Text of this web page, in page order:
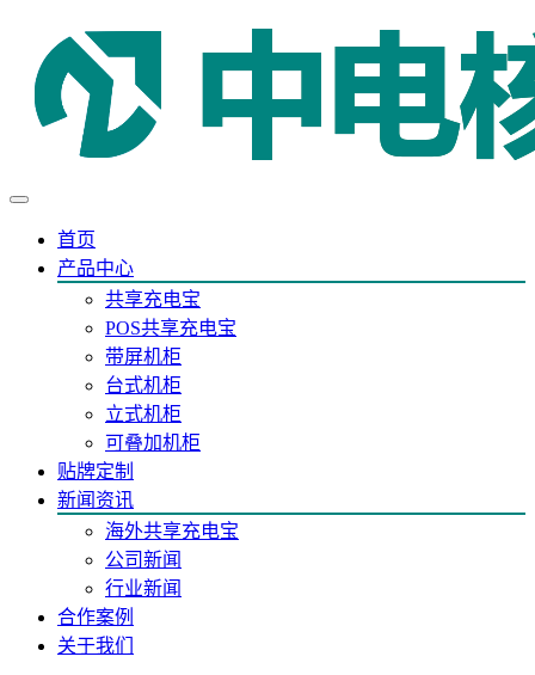
首页
产品中心
共享充电宝
POS共享充电宝
带屏机柜
台式机柜
立式机柜
可叠加机柜
贴牌定制
新闻资讯
海外共享充电宝
公司新闻
行业新闻
合作案例
关于我们